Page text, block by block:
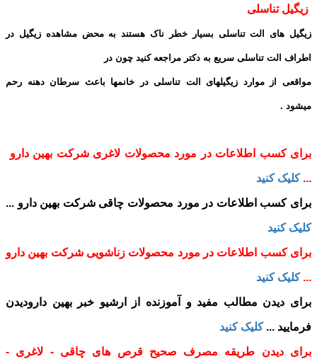
زیگیل تناسلی
زیگیل های الت تناسلی بسیار خطر ناک هستند به محض مشاهده زیگیل در
اطراف الت تناسلی سریع به دکتر مراجعه کنید چون در
مواقعی از موارد زیگیلهای الت تناسلی در خانمها باعث سرطان دهنه رحم
میشود .
برای کسب اطلاعات در مورد محصولات لاغری شرکت بهین دارو
...کلیک کنید
برای کسب اطلاعات در مورد محصولات چاقی شرکت بهین دارو ...
کلیک کنید
برای کسب اطلاعات در مورد محصولات زناشویی شرکت بهین دارو
...کلیک کنید
برای دیدن مطالب مفید و آموزنده از ارشیو خبر بهین دارودیدن
فرمایید ...کلیک کنید
برای دیدن طریقه مصرف صحیح قرص های چاقی - لاغری -